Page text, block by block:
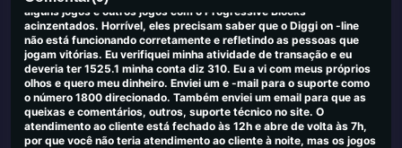
alguns jogos e outros jogos com o Progressive Blocks
acinzentados. Horrível, eles precisam saber que o Diggi on -line
não está funcionando corretamente e refletindo as pessoas que
jogam vitórias. Eu verifiquei minha atividade de transação e eu
deveria ter 1525.1 minha conta diz 310. Eu a vi com meus próprios
olhos e quero meu dinheiro. Enviei um e -mail para o suporte como
o número 1800 direcionado. Também enviei um email para que as
queixas e comentários, outros, suporte técnico no site. O
atendimento ao cliente está fechado às 12h e abre de volta às 7h,
por que você não teria atendimento ao cliente à noite, mas os jogos